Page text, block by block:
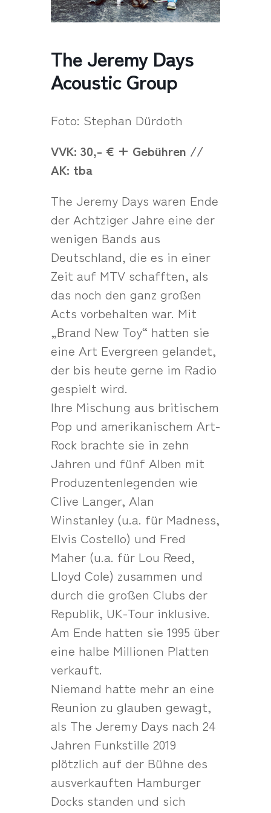
The Jeremy Days
Acoustic Group
Foto: Stephan Dürdoth
VVK: 30,- € + Gebühren //
AK: tba
The Jeremy Days waren Ende
der Achtziger Jahre eine der
wenigen Bands aus
Deutschland, die es in einer
Zeit auf MTV schafften, als
das noch den ganz großen
Acts vorbehalten war. Mit
„Brand New Toy“ hatten sie
eine Art Evergreen gelandet,
der bis heute gerne im Radio
gespielt wird.
Ihre Mischung aus britischem
Pop und amerikanischem Art-
Rock brachte sie in zehn
Jahren und fünf Alben mit
Produzentenlegenden wie
Clive Langer, Alan
Winstanley (u.a. für Madness,
Elvis Costello) und Fred
Maher (u.a. für Lou Reed,
Lloyd Cole) zusammen und
durch die großen Clubs der
Republik, UK-Tour inklusive.
Am Ende hatten sie 1995 über
eine halbe Millionen Platten
verkauft.
Niemand hatte mehr an eine
Reunion zu glauben gewagt,
als The Jeremy Days nach 24
Jahren Funkstille 2019
plötzlich auf der Bühne des
ausverkauften Hamburger
Docks standen und sich